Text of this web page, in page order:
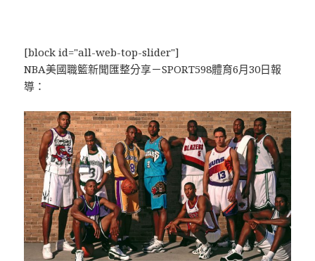
[block id="all-web-top-slider"]
NBA美國職籃新聞匯整分享－SPORT598體育6月30日報
導：